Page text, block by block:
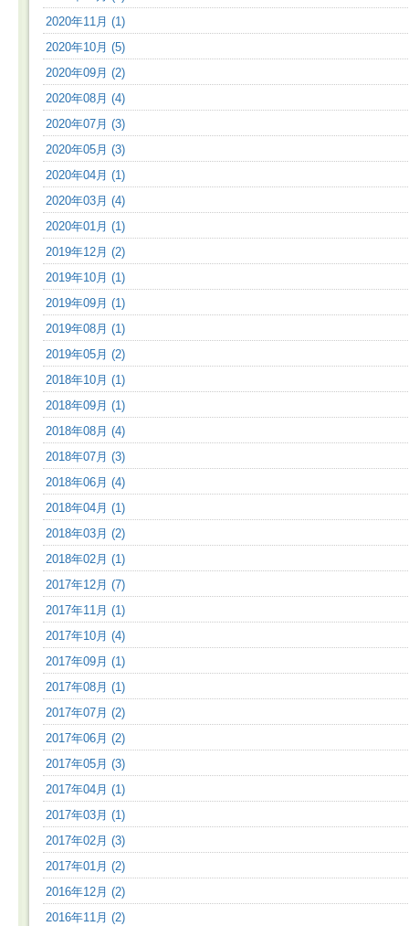
2020年11月 (1)
2020年10月 (5)
2020年09月 (2)
2020年08月 (4)
2020年07月 (3)
2020年05月 (3)
2020年04月 (1)
2020年03月 (4)
2020年01月 (1)
2019年12月 (2)
2019年10月 (1)
2019年09月 (1)
2019年08月 (1)
2019年05月 (2)
2018年10月 (1)
2018年09月 (1)
2018年08月 (4)
2018年07月 (3)
2018年06月 (4)
2018年04月 (1)
2018年03月 (2)
2018年02月 (1)
2017年12月 (7)
2017年11月 (1)
2017年10月 (4)
2017年09月 (1)
2017年08月 (1)
2017年07月 (2)
2017年06月 (2)
2017年05月 (3)
2017年04月 (1)
2017年03月 (1)
2017年02月 (3)
2017年01月 (2)
2016年12月 (2)
2016年11月 (2)